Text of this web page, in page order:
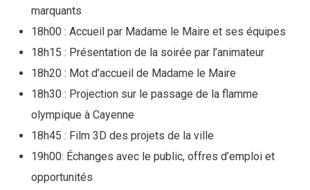
marquants
18h00 : Accueil par Madame le Maire et ses équipes
18h15 : Présentation de la soirée par l’animateur
18h20 : Mot d’accueil de Madame le Maire
18h30 : Projection sur le passage de la flamme
olympique à Cayenne
18h45 : Film 3D des projets de la ville
19h00: Échanges avec le public, offres d’emploi et
opportunités